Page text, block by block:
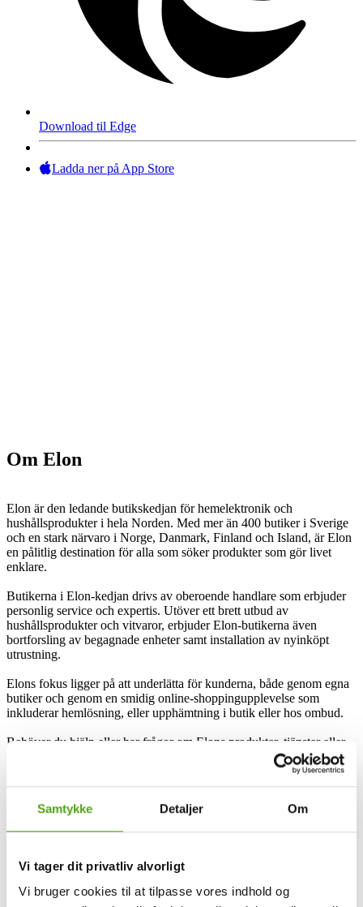
Samtykke Detaljer Om
Vi tager dit privatliv alvorligt
Vi bruger cookies til at tilpasse vores indhold og
Download til Edge
Ladda ner på App Store
Om Elon
Elon är den ledande butikskedjan för hemelektronik och
hushållsprodukter i hela Norden. Med mer än 400 butiker i Sverige
och en stark närvaro i Norge, Danmark, Finland och Island, är Elon
en pålitlig destination för alla som söker produkter som gör livet
enklare.
Butikerna i Elon-kedjan drivs av oberoende handlare som erbjuder
personlig service och expertis. Utöver ett brett utbud av
hushållsprodukter och vitvaror, erbjuder Elon-butikerna även
bortforsling av begagnade enheter samt installation av nyinköpt
utrustning.
Elons fokus ligger på att underlätta för kunderna, både genom egna
butiker och genom en smidig online-shoppingupplevelse som
inkluderar hemlösning, eller upphämtning i butik eller hos ombud.
Behöver du hjälp eller har frågor om Elons produkter, tjänster eller
garantier? Kontakta din lokala Elon-butik för personlig service och
rådgivning. Elon strävar efter att, som en pålitlig partner, tillmötesgå
både kunders och företagares specifika behov.
Elon och rabattkoder
kampanjer på hemelektronik och vitvaror för att hjälpa dig att spara